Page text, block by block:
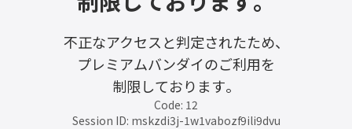
不正なアクセスと判定されたため、
プレミアムバンダイのご利用を
制限しております。
Code: 12
Session ID: mskzdi3j-1w1vabozf9ili9dvu